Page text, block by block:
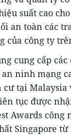
suất cao
an toàn các
của công ty
cung cấp
ninh mạng
tại Malaysia
tục được
Awards công
Singapore từ